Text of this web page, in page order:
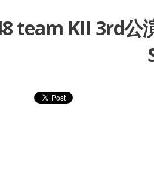
team KII 3rd公